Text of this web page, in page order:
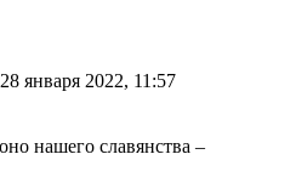
января 2022, 11:57